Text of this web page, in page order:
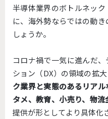
半導体業界のボトルネッ
に、海外勢ならではの動
しょうか。
コロナ禍で一気に進んだ
ション（DX）の領域の拡大
ク業界と実態のあるリア
タメ、教育、小売り、物
提供が形としてより具体化